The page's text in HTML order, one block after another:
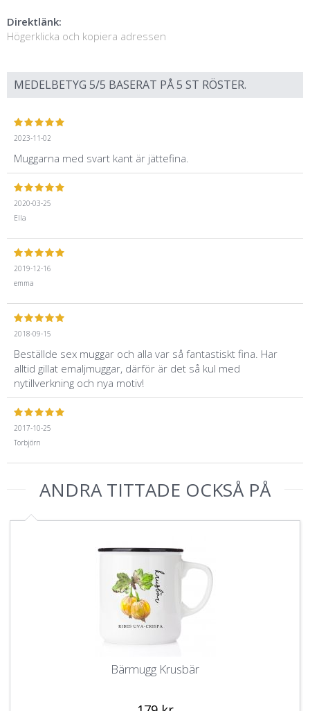
Direktlänk:
Högerklicka och kopiera adressen
MEDELBETYG 5/5 BASERAT PÅ5 ST RÖSTER.
2023-11-02
Muggarna med svart kant är jättefina.
2020-03-25
Ella
2019-12-16
emma
2018-09-15
Beställde sex muggar och alla var så fantastiskt fina. Har
alltid gillat emaljmuggar, därför är det så kul med
nytillverkning och nya motiv!
2017-10-25
Torbjörn
ANDRA TITTADE OCKSÅ PÅ
Bärmugg Krusbär